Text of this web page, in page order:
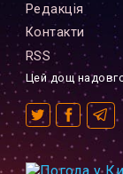
Редакцiя
Контакти
RSS
Цей дощ